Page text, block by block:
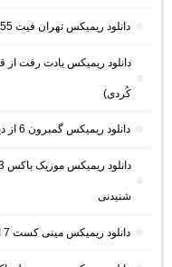
دانلود ریمیکس تهران فیت 55 از دیجی باربد و محمد موریانی
دانلود ریمیکس یادت رفت
کُردی)
دانلود ریمیکس گمبرون 6 از دیجی 4A (ریمیکس طولانی شاد بندری جنوبی)
شنیدنی
دانلود ریمیکس مینی کست 7 از دیجی مهراس